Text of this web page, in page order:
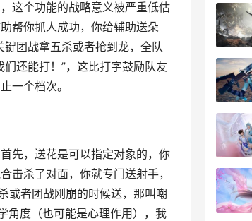
这个功能的战略意义被严重低估
帮你抓人成功，你给辅助送朵
键团战拿五杀或者抢到龙，全队
还能打！”，这比打字鼓励队友
一个档次。
先，送花是可以指定对象的，你
击杀了对面，你就专门送射手，
或者团战刚崩的时候送，那叫嘲
角度（也可能是心理作用），我